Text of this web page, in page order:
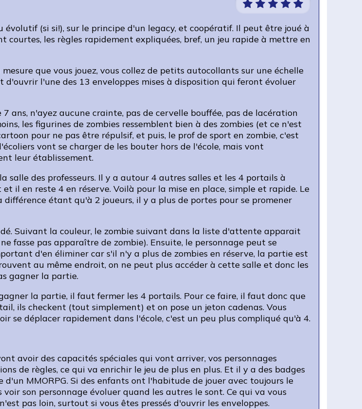
évolutif (si si!), sur le principe d'un legacy, et coopératif. Il peut être joué à
courtes, les règles rapidement expliquées, bref, un jeu rapide à mettre en
que vous jouez, vous collez de petits autocollants sur une échelle
l'une des 13 enveloppes mises à disposition qui feront évoluer
ans, n'ayez aucune crainte, pas de cervelle bouffée, pas de lacération
les figurines de zombies ressemblent bien à des zombies (et ce n'est
pour ne pas être répulsif, et puis, le prof de sport en zombie, c'est
vont se charger de les bouter hors de l'école, mais vont
leur établissement.
salle des professeurs. Il y a autour 4 autres salles et les 4 portails à
il en reste 4 en réserve. Voilà pour la mise en place, simple et rapide. Le
étant qu'à 2 joueurs, il y a plus de portes pour se promener
Suivant la couleur, le zombie suivant dans la liste d'attente apparait
fasse pas apparaître de zombie). Ensuite, le personnage peut se
d'en éliminer car s'il n'y a plus de zombies en réserve, la partie est
au même endroit, on ne peut plus accéder à cette salle et donc les
gagner la partie.
la partie, il faut fermer les 4 portails. Pour ce faire, il faut donc que
ils checkent (tout simplement) et on pose un jeton cadenas. Vous
se déplacer rapidement dans l'école, c'est un peu plus compliqué qu'à 4.
avoir des capacités spéciales qui vont arriver, vos personnages
de règles, ce qui va enrichir le jeu de plus en plus. Et il y a des badges
MMORPG. Si des enfants ont l'habitude de jouer avec toujours le
son personnage évoluer quand les autres le sont. Ce qui va vous
pas loin, surtout si vous êtes pressés d'ouvrir les enveloppes.